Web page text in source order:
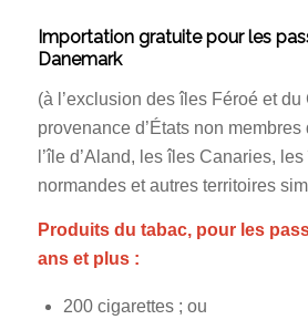
Importation gratuite pour les
Danemark
(à l’exclusion des îles Féroé et du
provenance d’États non membres
l’île d’Aland, les îles Canaries,
normandes et autres territoires
Produits du tabac, pour les
ans et plus :
200 cigarettes ; ou